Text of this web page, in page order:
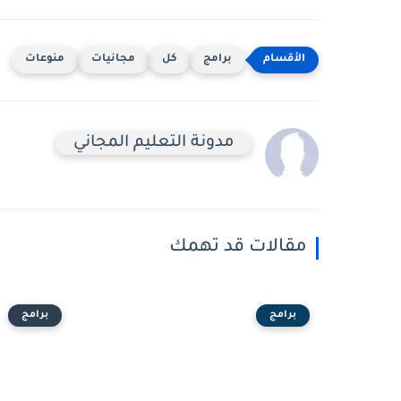
برامج كل مجانيات منوعات
مدونة التعليم المجاني
مقالات قد تهمك
برامج برامج